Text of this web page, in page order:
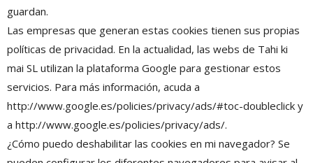
guardan.
Las empresas que generan estas cookies tienen sus propias
políticas de privacidad. En la actualidad, las webs de Tahi ki
mai SL utilizan la plataforma Google para gestionar estos
servicios. Para más información, acuda a
http://www.google.es/policies/privacy/ads/#toc-doubleclick y
a http://www.google.es/policies/privacy/ads/.
¿Cómo puedo deshabilitar las cookies en mi navegador? Se